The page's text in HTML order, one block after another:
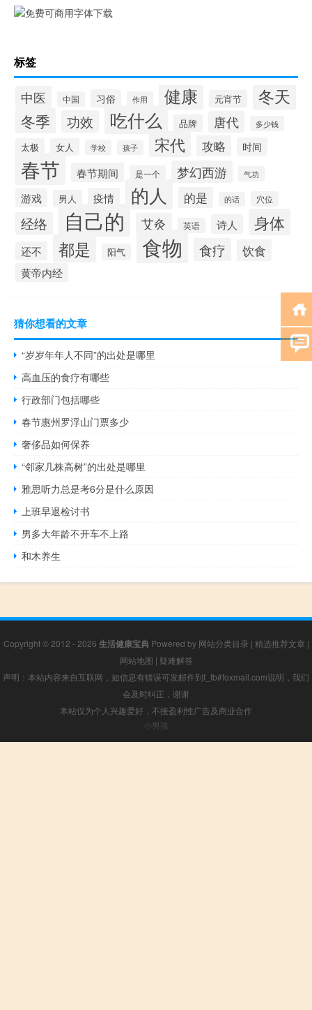
标签
中医 中国 习俗 作用 健康 元宵节 冬天
冬季 功效 吃什么 品牌 唐代 多少钱
太极 女人 学校 孩子 宋代 攻略 时间
春节 春节期间 是一个 梦幻西游 气功
游戏 男人 疫情 的人 的是 的话 穴位
经络 自己的 艾灸 英语 诗人 身体
还不 都是 阳气 食物 食疗 饮食
黄帝内经
猜你想看的文章
“岁岁年年人不同”的出处是哪里
高血压的食疗有哪些
行政部门包括哪些
春节惠州罗浮山门票多少
奢侈品如何保养
“邻家几株高树”的出处是哪里
雅思听力总是考6分是什么原因
上班早退检讨书
男多大年龄不开车不上路
和木养生
Copyright © 2012 - 2026 生活健康宝典Powered by 网站分类目录 | 精选推荐文章 |
网站地图 | 疑难解答
声明：本站内容来自互联网，如信息有错误可发邮件到f_fb#foxmail.com说明，我们
会及时纠正，谢谢
本站仅为个人兴趣爱好，不接盈利性广告及商业合作
小男孩